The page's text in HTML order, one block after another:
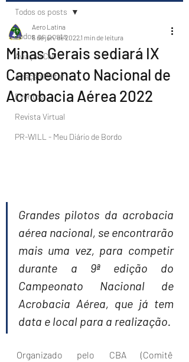
Todos os posts
Aviação Civil
Aviação Militar
Eventos
Revista Virtual
PR-WILL - Meu Diário de Bordo
Todos os posts
Minas Gerais sediará IX
Campeonato Nacional de
Acrobacia Aérea 2022
Aero Latina
6 de jun. de 20221 min de leitura
Grandes pilotos da acrobacia
aérea nacional, se encontrarão
mais uma vez, para competir
durante a 9ª edição do
Campeonato Nacional de
Acrobacia Aérea, que já tem
data e local para a realização.
Organizado pelo CBA (Comitê